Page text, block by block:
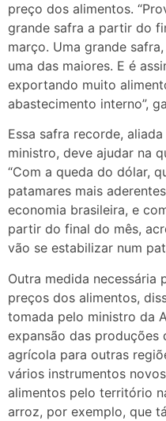
preço dos alimentos.
grande safra a partir do
março. Uma grande
uma das maiores. E é
exportando muito
abastecimento interno”,
Essa safra recorde,
ministro, deve ajudar na
“Com a queda do dólar,
patamares mais
economia brasileira, e
partir do final do mês,
vão se estabilizar num
Outra medida necessária
preços dos alimentos,
tomada pelo ministro da
expansão das produções
agrícola para outras
vários instrumentos
alimentos pelo território
arroz, por exemplo, que